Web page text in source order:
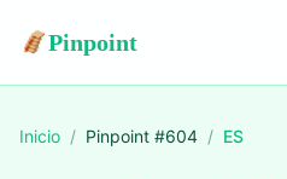
Pinpoint
Inicio / Pinpoint #604 / ES